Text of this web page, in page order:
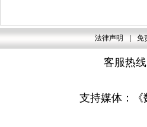
法律声明 免
客服热
支持媒体：